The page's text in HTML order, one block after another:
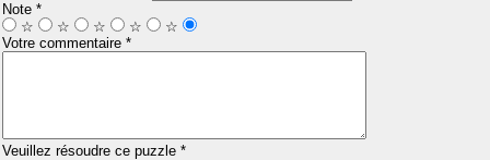
Note *
☆
☆ ☆ ☆
☆
Votre commentaire *
Veuillez résoudre ce puzzle *